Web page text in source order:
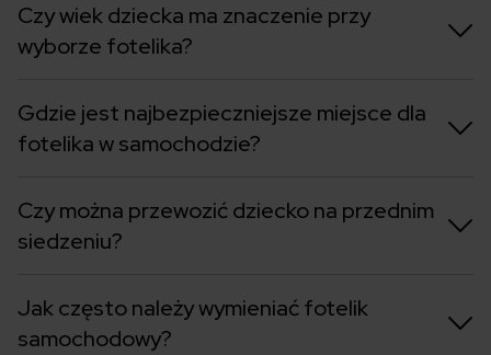
Czy wiek dziecka ma znaczenie przy
wyborze fotelika?
Gdzie jest najbezpieczniejsze miejsce dla
fotelika w samochodzie?
Czy można przewozić dziecko na przednim
siedzeniu?
Jak często należy wymieniać fotelik
samochodowy?